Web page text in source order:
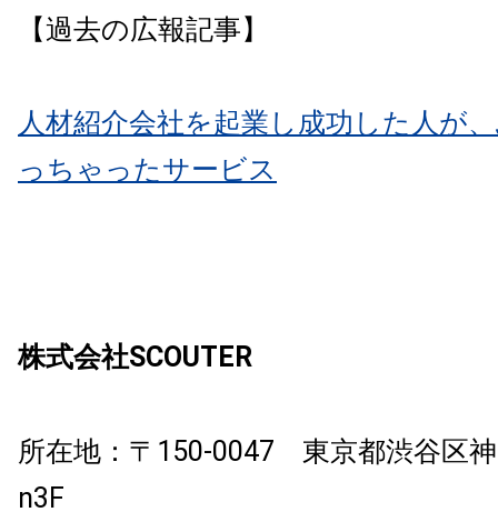
【過去の広報記事】
人材紹介会社を起業し成功した人が
っちゃったサービス
株式会社SCOUTER
所在地： 〒 150-0047 東京都渋谷区
n3F